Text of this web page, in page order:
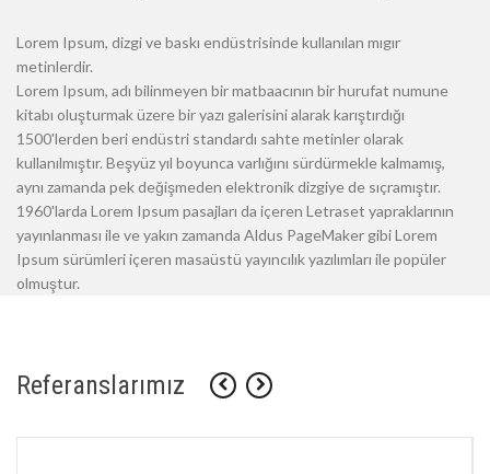
Lorem Ipsum, dizgi ve baskı endüstrisinde kullanılan mıgır
metinlerdir.
Lorem Ipsum, adı bilinmeyen bir matbaacının bir hurufat numune
kitabı oluşturmak üzere bir yazı galerisini alarak karıştırdığı
1500'lerden beri endüstri standardı sahte metinler olarak
kullanılmıştır. Beşyüz yıl boyunca varlığını sürdürmekle kalmamış,
aynı zamanda pek değişmeden elektronik dizgiye de sıçramıştır.
1960'larda Lorem Ipsum pasajları da içeren Letraset yapraklarının
yayınlanması ile ve yakın zamanda Aldus PageMaker gibi Lorem
Ipsum sürümleri içeren masaüstü yayıncılık yazılımları ile popüler
olmuştur.
Referanslarımız